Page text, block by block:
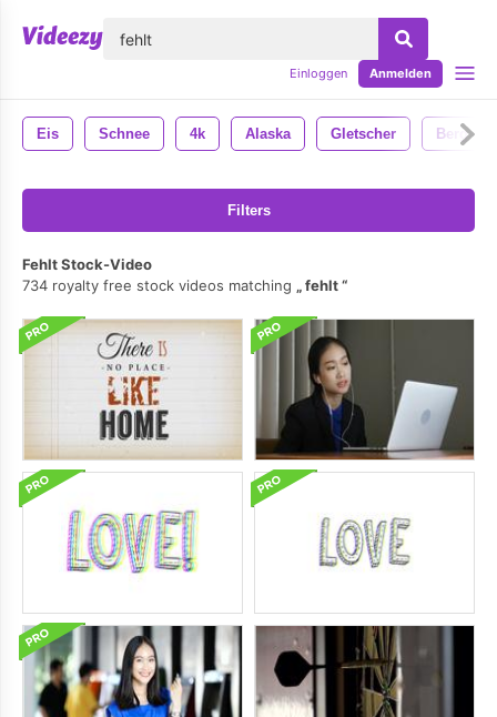
Einloggen Anmelden
Eis Schnee 4k Alaska Gletscher Berg
Filters
Fehlt Stock-Video
734 royalty free stock videos matching
fehlt